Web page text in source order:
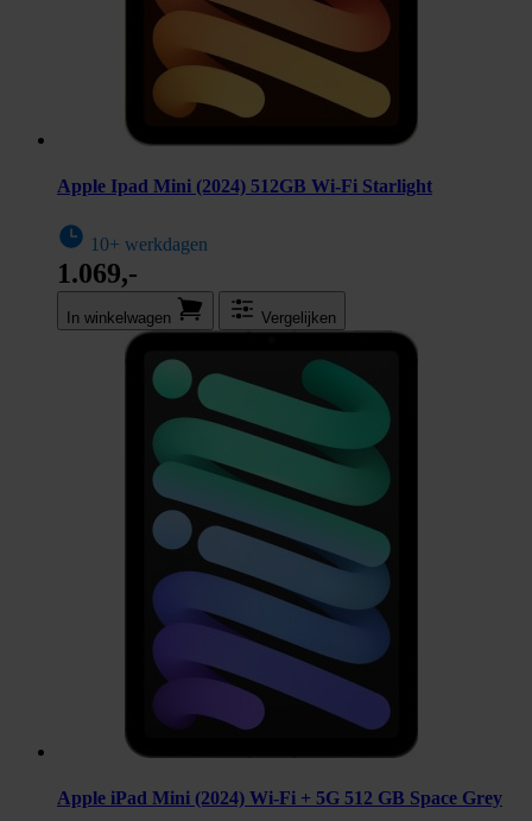
Apple Ipad Mini (2024) 512GB Wi-Fi Starlight
10+ werkdagen
1.069,-
In winkel­wagen Vergelijken
Apple iPad Mini (2024) Wi-Fi + 5G 512 GB Space Grey